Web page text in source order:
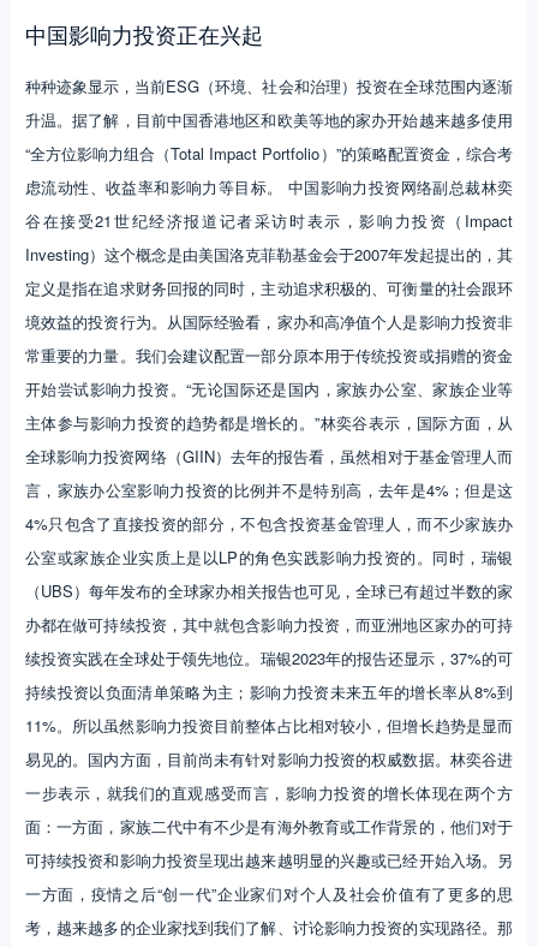
中国影响力投资正在兴起
种种迹象显示，当前ESG（环境、社会和治理）投资在全球范围内逐渐
升温。据了解，目前中国香港地区和欧美等地的家办开始越来越多使用
“全方位影响力组合（Total Impact Portfolio）”的策略配置资金，综合考
虑流动性、收益率和影响力等目标。 中国影响力投资网络副总裁林奕
谷在接受21世纪经济报道记者采访时表示，影响力投资（Impact
Investing）这个概念是由美国洛克菲勒基金会于2007年发起提出的，其
定义是指在追求财务回报的同时，主动追求积极的、可衡量的社会跟环
境效益的投资行为。从国际经验看，家办和高净值个人是影响力投资非
常重要的力量。我们会建议配置一部分原本用于传统投资或捐赠的资金
开始尝试影响力投资。“无论国际还是国内，家族办公室、家族企业等
主体参与影响力投资的趋势都是增长的。”林奕谷表示，国际方面，从
全球影响力投资网络（GIIN）去年的报告看，虽然相对于基金管理人而
言，家族办公室影响力投资的比例并不是特别高，去年是4%；但是这
4%只包含了直接投资的部分，不包含投资基金管理人，而不少家族办
公室或家族企业实质上是以LP的角色实践影响力投资的。同时，瑞银
（UBS）每年发布的全球家办相关报告也可见，全球已有超过半数的家
办都在做可持续投资，其中就包含影响力投资，而亚洲地区家办的可持
续投资实践在全球处于领先地位。瑞银2023年的报告还显示，37%的可
持续投资以负面清单策略为主；影响力投资未来五年的增长率从8%到
11%。所以虽然影响力投资目前整体占比相对较小，但增长趋势是显而
易见的。国内方面，目前尚未有针对影响力投资的权威数据。林奕谷进
一步表示，就我们的直观感受而言，影响力投资的增长体现在两个方
面：一方面，家族二代中有不少是有海外教育或工作背景的，他们对于
可持续投资和影响力投资呈现出越来越明显的兴趣或已经开始入场。另
一方面，疫情之后“创一代”企业家们对个人及社会价值有了更多的思
考，越来越多的企业家找到我们了解、讨论影响力投资的实现路径。那